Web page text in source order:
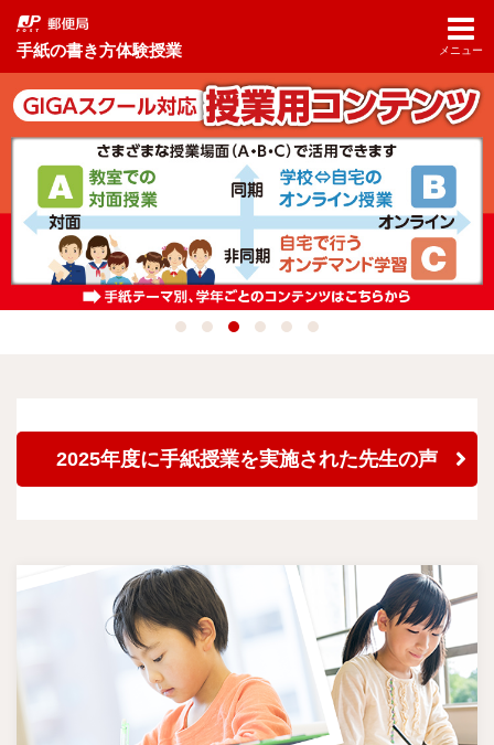
メニュー
手紙の書き方体験授業
2025年度に手紙授業を実施された先生の声